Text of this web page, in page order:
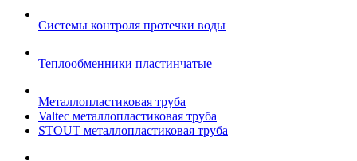
Системы контроля протечки воды
Теплообменники пластинчатые
Металлопластиковая труба
Valtec металлопластиковая труба
STOUT металлопластиковая труба